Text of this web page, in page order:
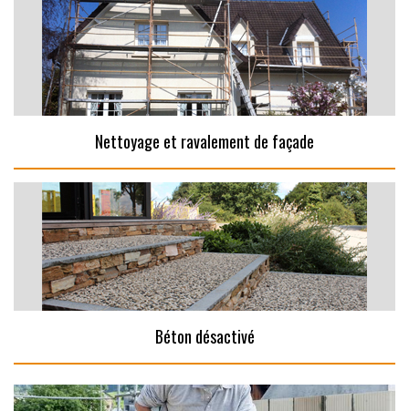
Nettoyage et ravalement de façade
Béton désactivé